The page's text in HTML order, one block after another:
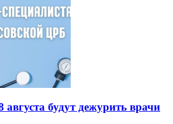
августа будут дежурить врачи